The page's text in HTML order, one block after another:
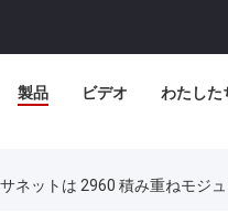
製品 ビデオ わたした
ネットは 2960 積み重ねモジ